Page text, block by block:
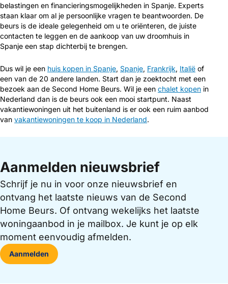
belastingen en financieringsmogelijkheden in Spanje. Experts
staan klaar om al je persoonlijke vragen te beantwoorden. De
beurs is de ideale gelegenheid om u te oriënteren, de juiste
contacten te leggen en de aankoop van uw droomhuis in
Spanje een stap dichterbij te brengen.
Dus wil je een huis kopen in Spanje, Spanje, Frankrijk, Italië of
een van de 20 andere landen. Start dan je zoektocht met een
bezoek aan de Second Home Beurs. Wil je een chalet kopen in
Nederland dan is de beurs ook een mooi startpunt. Naast
vakantiewoningen uit het buitenland is er ook een ruim aanbod
van vakantiewoningen te koop in Nederland.
Aanmelden nieuwsbrief
Schrijf je nu in voor onze nieuwsbrief en
ontvang het laatste nieuws van de Second
Home Beurs. Of ontvang wekelijks het laatste
woningaanbod in je mailbox. Je kunt je op elk
moment eenvoudig afmelden.
Aanmelden